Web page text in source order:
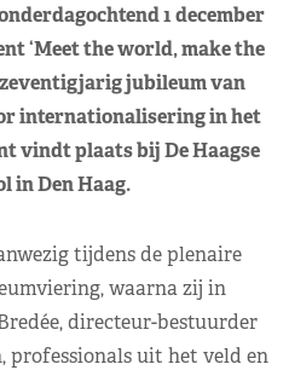
1 december
‘Meet the world, make the
zeventigjarig jubileum van
internationalisering in het
vindt plaats bij De Haagse
in Den Haag.
tijdens de plenaire
waarna zij in
directeur-bestuurder
professionals uit het veld en